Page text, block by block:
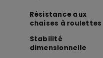
Résistance aux
chaises à roulettes
Stabilité
dimensionnelle